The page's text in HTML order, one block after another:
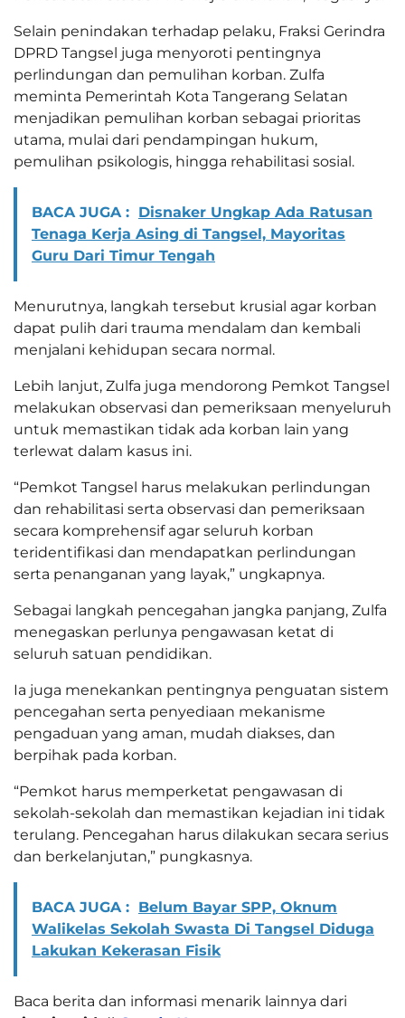
Selain penindakan terhadap pelaku, Fraksi Gerindra
DPRD Tangsel juga menyoroti pentingnya
perlindungan dan pemulihan korban. Zulfa
meminta Pemerintah Kota Tangerang Selatan
menjadikan pemulihan korban sebagai prioritas
utama, mulai dari pendampingan hukum,
pemulihan psikologis, hingga rehabilitasi sosial.
BACA JUGA : Disnaker Ungkap Ada Ratusan
Tenaga Kerja Asing di Tangsel, Mayoritas
Guru Dari Timur Tengah
Menurutnya, langkah tersebut krusial agar korban
dapat pulih dari trauma mendalam dan kembali
menjalani kehidupan secara normal.
Lebih lanjut, Zulfa juga mendorong Pemkot Tangsel
melakukan observasi dan pemeriksaan menyeluruh
untuk memastikan tidak ada korban lain yang
terlewat dalam kasus ini.
“Pemkot Tangsel harus melakukan perlindungan
dan rehabilitasi serta observasi dan pemeriksaan
secara komprehensif agar seluruh korban
teridentifikasi dan mendapatkan perlindungan
serta penanganan yang layak,” ungkapnya.
Sebagai langkah pencegahan jangka panjang, Zulfa
menegaskan perlunya pengawasan ketat di
seluruh satuan pendidikan.
Ia juga menekankan pentingnya penguatan sistem
pencegahan serta penyediaan mekanisme
pengaduan yang aman, mudah diakses, dan
berpihak pada korban.
“Pemkot harus memperketat pengawasan di
sekolah-sekolah dan memastikan kejadian ini tidak
terulang. Pencegahan harus dilakukan secara serius
dan berkelanjutan,” pungkasnya.
BACA JUGA : Belum Bayar SPP, Oknum
Walikelas Sekolah Swasta Di Tangsel Diduga
Lakukan Kekerasan Fisik
Baca berita dan informasi menarik lainnya dari